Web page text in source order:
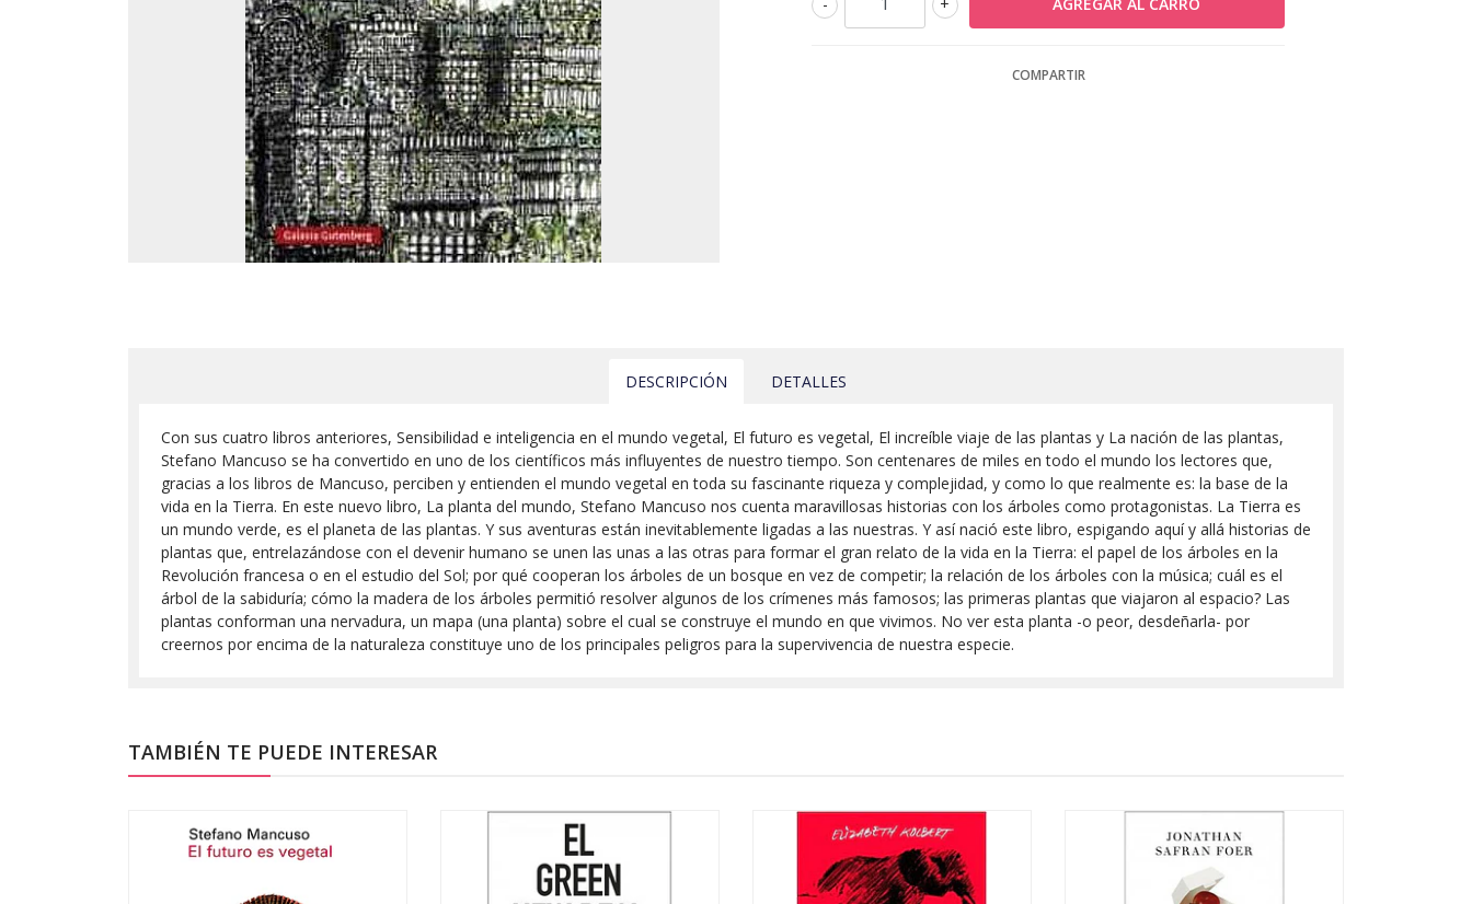
COMPARTIR
DESCRIPCIÓN DETALLES
Con sus cuatro libros anteriores, Sensibilidad e inteligencia en el mundo vegetal, El futuro es vegetal, El increíble viaje de las plantas y La nación de las plantas,
Stefano Mancuso se ha convertido en uno de los científicos más influyentes de nuestro tiempo. Son centenares de miles en todo el mundo los lectores que,
gracias a los libros de Mancuso, perciben y entienden el mundo vegetal en toda su fascinante riqueza y complejidad, y como lo que realmente es: la base de la
vida en la Tierra. En este nuevo libro, La planta del mundo, Stefano Mancuso nos cuenta maravillosas historias con los árboles como protagonistas. La Tierra es
un mundo verde, es el planeta de las plantas. Y sus aventuras están inevitablemente ligadas a las nuestras. Y así nació este libro, espigando aquí y allá historias de
plantas que, entrelazándose con el devenir humano se unen las unas a las otras para formar el gran relato de la vida en la Tierra: el papel de los árboles en la
Revolución francesa o en el estudio del Sol; por qué cooperan los árboles de un bosque en vez de competir; la relación de los árboles con la música; cuál es el
árbol de la sabiduría; cómo la madera de los árboles permitió resolver algunos de los crímenes más famosos; las primeras plantas que viajaron al espacio? Las
plantas conforman una nervadura, un mapa (una planta) sobre el cual se construye el mundo en que vivimos. No ver esta planta -o peor, desdeñarla- por
creernos por encima de la naturaleza constituye uno de los principales peligros para la supervivencia de nuestra especie.
TAMBIÉN TE PUEDE INTERESAR